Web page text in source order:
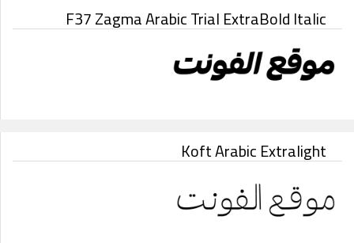
F37 Zagma Arabic Trial ExtraBold Italic
Koft Arabic Extralight